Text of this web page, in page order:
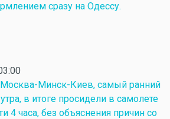
сразу на Одессу.
Минск-Киев, самый ранний
в итоге просидели в самолете
4 часа, без объяснения причин со